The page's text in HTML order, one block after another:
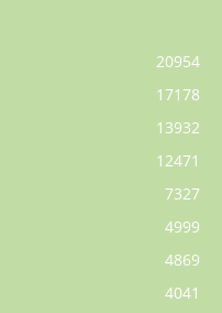
20954
17178
13932
12471
7327
4999
4869
4041